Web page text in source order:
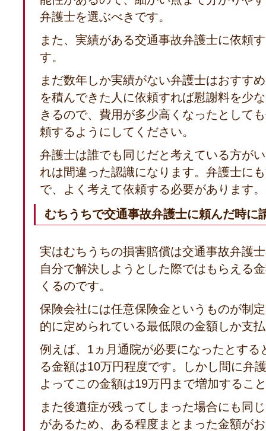
弁護士を選ぶべきです。
また、実績がある交通事故弁護士に依頼
す。
まだ数年しか実績がない弁護士はおすす
を積んできた人に依頼すれば慰謝料を少
きるので、費用が多少高くなったとして
頼するようにしてください。
弁護士は誰でも同じだと考えている方が
れは間違った認識になります。弁護士に
で、よく考えて依頼する必要があります。
むちうちで交通事故弁護士に頼んだ時に
実はむちうちの損害賠償は交通事故弁護
自分で解決しようとした際ではもらえる
くるのです。
保険会社には任意保険金というものが制
的に定められている最低限の金額しか支
例えば、1ヵ月通院が必要になったとする
る金額は10万円程度です。しかし間に弁
よってこの金額は19万円まで増加するこ
また後遺症が残ってしまった場合にも同
があるため、ある程度まとまった金額が